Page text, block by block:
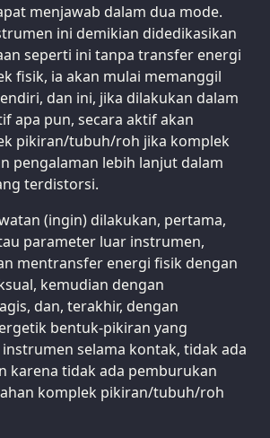
menjawab dalam dua mode.
ini demikian didedikasikan
seperti ini tanpa transfer energi
fisik, ia akan mulai memanggil
dan ini, jika dilakukan dalam
apa pun, secara aktif akan
pikiran/tubuh/roh jika komplek
pengalaman lebih lanjut dalam
terdistorsi.
(ingin) dilakukan, pertama,
parameter luar instrumen,
mentransfer energi fisik dengan
kemudian dengan
dan, terakhir, dengan
bentuk-pikiran yang
selama kontak, tidak ada
karena tidak ada pemburukan
komplek pikiran/tubuh/roh